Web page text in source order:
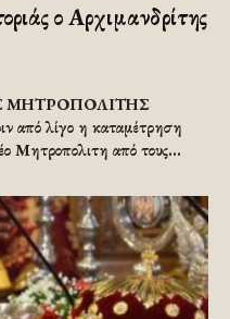
ο Αρχιμανδρίτης
ΜΗΤΡΟΠΟΛΙΤΗΣ
λίγο η καταμέτρηση
Μητροπολιτη από τους...